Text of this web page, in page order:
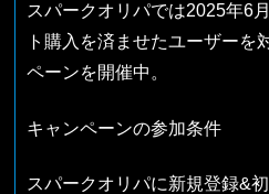
スパークオリパでは2025年6
ト購入を済ませたユーザーを
ペーンを開催中。
キャンペーンの参加条件
スパークオリパに新規登録&